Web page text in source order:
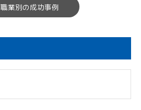
職業別の成功事例